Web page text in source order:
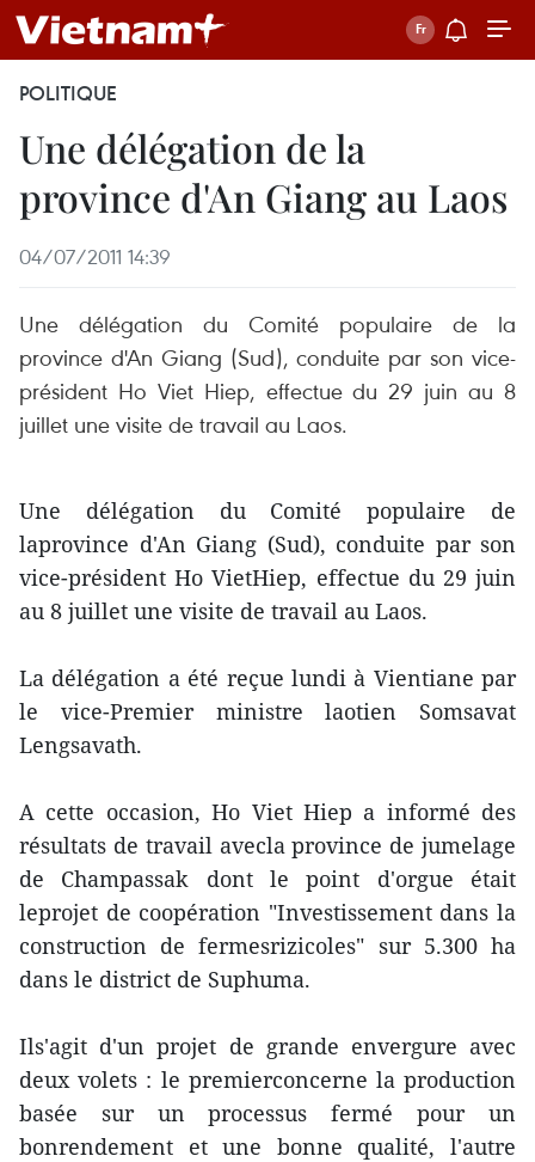
POLITIQUE
Une délégation de la
province d'An Giang au Laos
04/07/2011 14:39
Une délégation du Comité populaire de la
province d'An Giang (Sud), conduite par son vice-
président Ho Viet Hiep, effectue du 29 juin au 8
juillet une visite de travail au Laos.
Une délégation du Comité populaire de
laprovince d'An Giang (Sud), conduite par son
vice-président Ho VietHiep, effectue du 29 juin
au 8 juillet une visite de travail au Laos.
La délégation a été reçue lundi à Vientiane par
le vice-Premier ministre laotien Somsavat
Lengsavath.
A cette occasion, Ho Viet Hiep a informé des
résultats de travail avecla province de jumelage
de Champassak dont le point d'orgue était
leprojet de coopération "Investissement dans la
construction de fermesrizicoles" sur 5.300 ha
dans le district de Suphuma.
Ils'agit d'un projet de grande envergure avec
deux volets : le premierconcerne la production
basée sur un processus fermé pour un
bonrendement et une bonne qualité, l'autre